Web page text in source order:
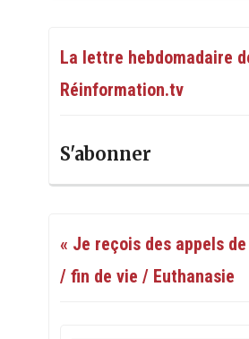
La lettre hebdomadaire
Réinformation.tv
S'abonner
« Je reçois des appels
/ fin de vie / Euthanasie